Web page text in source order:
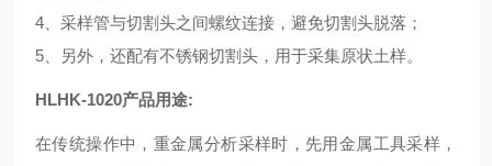
4 、采样管与切割头之间螺纹连接，避免切割头脱落；
5 、另外，还配有不锈钢切割头，用于采集原状土样。
HLHK-1020产品用途:
在传统操作中，重金属分析采样时，先用金属工具采样，